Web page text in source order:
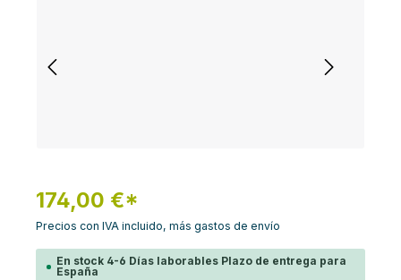
174,00 €*
Precios con IVA incluido, más gastos de envío
En stock 4-6 Días laborables Plazo de entrega para
España